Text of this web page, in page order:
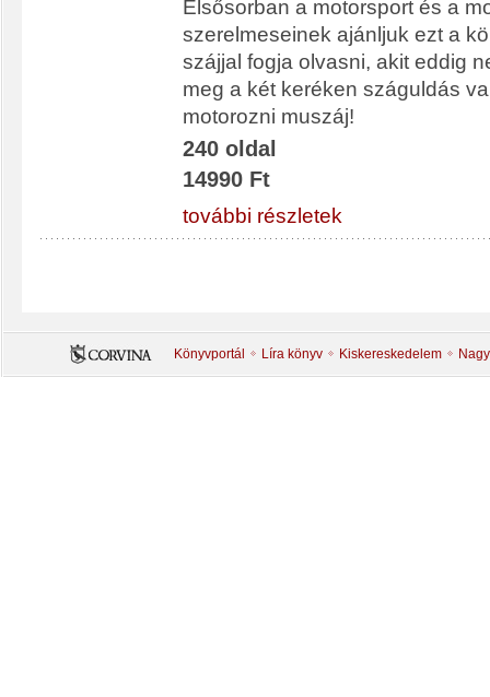
Elsősorban a motorsport és a
szerelmeseinek ajánljuk ezt a
szájjal fogja olvasni, akit eddig
meg a két keréken száguldás
motorozni muszáj!
240 oldal
14990 Ft
további részletek
Könyvportál Líra könyv Kiskereskedelem